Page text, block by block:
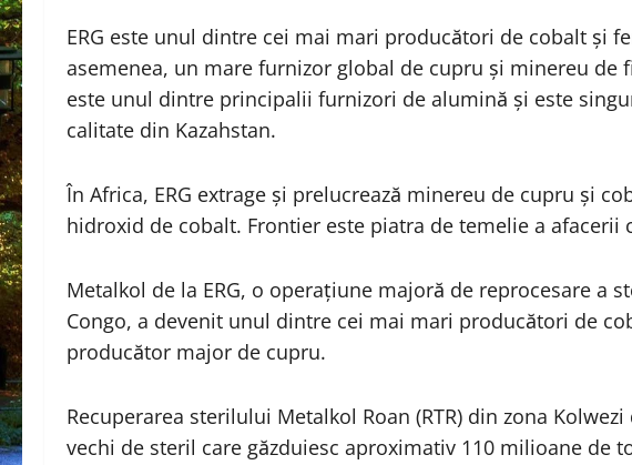
ERG este unul dintre cei mai mari producători de cobalt și
asemenea, un mare furnizor global de cupru și minereu de
este unul dintre principalii furnizori de alumină și este
calitate din Kazahstan.
În Africa, ERG extrage și prelucrează minereu de cupru și
hidroxid de cobalt. Frontier este piatra de temelie a afacerii
Metalkol de la ERG, o operațiune majoră de reprocesare a
Congo, a devenit unul dintre cei mai mari producători de
producător major de cupru.
Recuperarea sterilului Metalkol Roan (RTR) din zona
vechi de steril care găzduiesc aproximativ 110 milioane de